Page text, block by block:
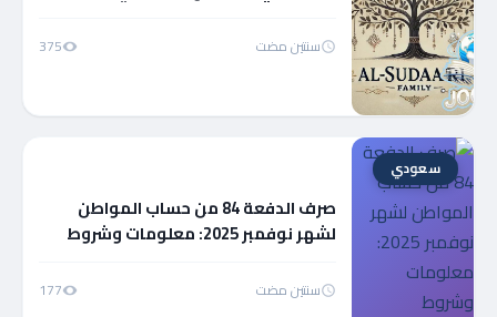
سنتين مضت 375
سعودي
صرف الدفعة 84 من حساب المواطن
لشهر نوفمبر 2025: معلومات وشروط
سنتين مضت 177